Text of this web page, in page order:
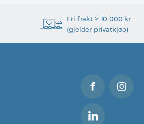
Fri frakt > 10 000 kr
(gjelder privatkjøp)